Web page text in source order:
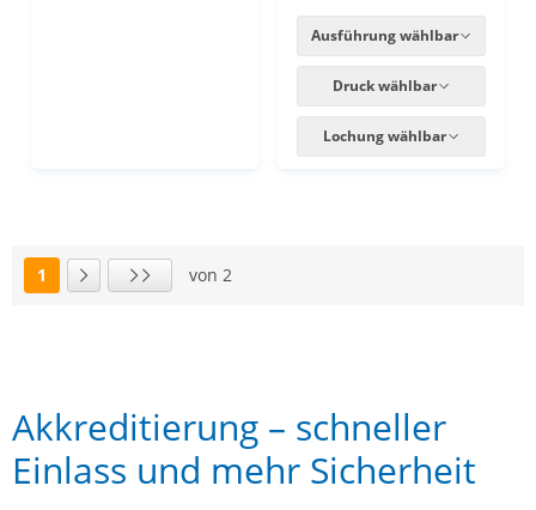
Ausführung wählbar
Druck wählbar
Lochung wählbar
Seite
1
Nächste Seite
Letzte Seite
von 2
Akkreditierung – schneller
Einlass und mehr Sicherheit